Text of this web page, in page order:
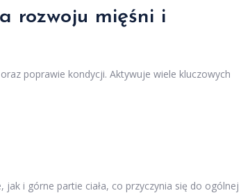
rozwoju mięśni i
poprawie kondycji. Aktywuje wiele kluczowych
i górne partie ciała, co przyczynia się do ogólnej